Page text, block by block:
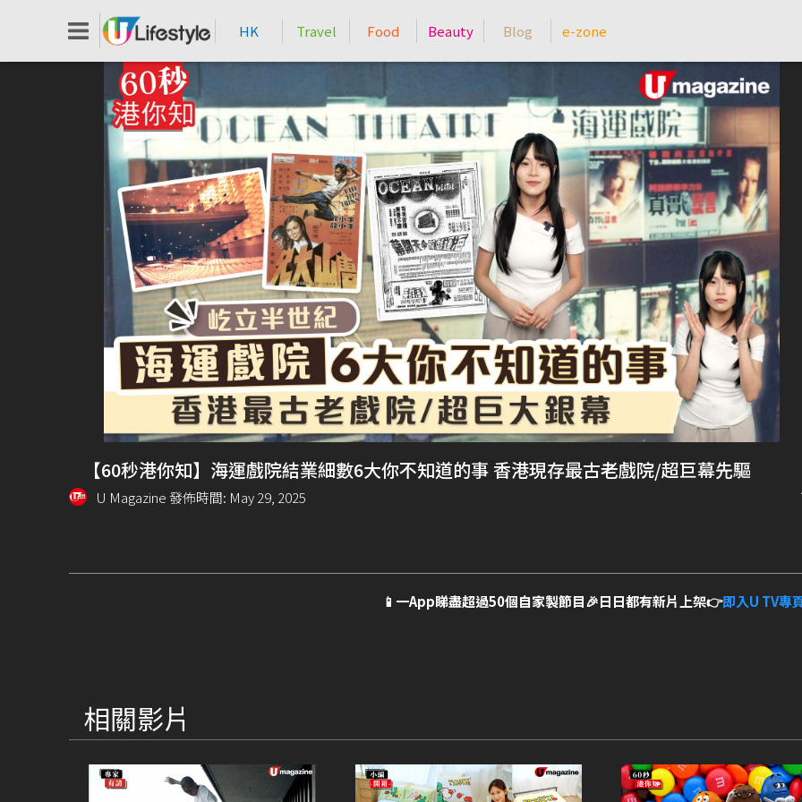
HK Travel Food Beauty Blog e-zone
【60秒港你知】海運戲院結業細數6大你不知道的事 香港現存最古老戲院/超巨幕先驅
U Magazine 發佈時間: May 29, 2025
📱一App睇盡超過50個自家製節目🎉日日都有新片上架👉即入U TV專
相關影片